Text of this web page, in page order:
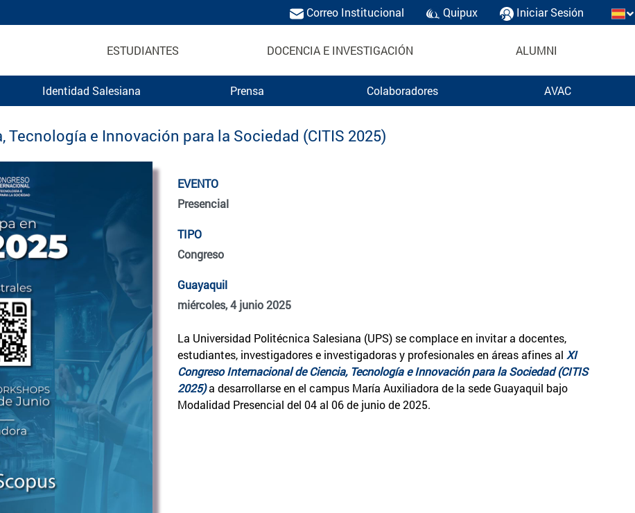
Correo Institucional Quipux Iniciar Sesión
ESTUDIANTES DOCENCIA E INVESTIGACIÓN ALUMNI
Identidad Salesiana Prensa Colaboradores AVAC
e Innovación para la Sociedad (CITIS 2025)
EVENTO
Presencial
TIPO
Congreso
Guayaquil
miércoles, 4 junio 2025
La Universidad Politécnica Salesiana (UPS) se complace en invitar a docentes,
estudiantes, investigadores e investigadoras y profesionales en áreas afines al XI
Congreso Internacional de Ciencia, Tecnología e Innovación para la Sociedad (CITIS
2025)a desarrollarse en el campus María Auxiliadora de la sede Guayaquil bajo
Modalidad Presencial del 04 al 06 de junio de 2025.